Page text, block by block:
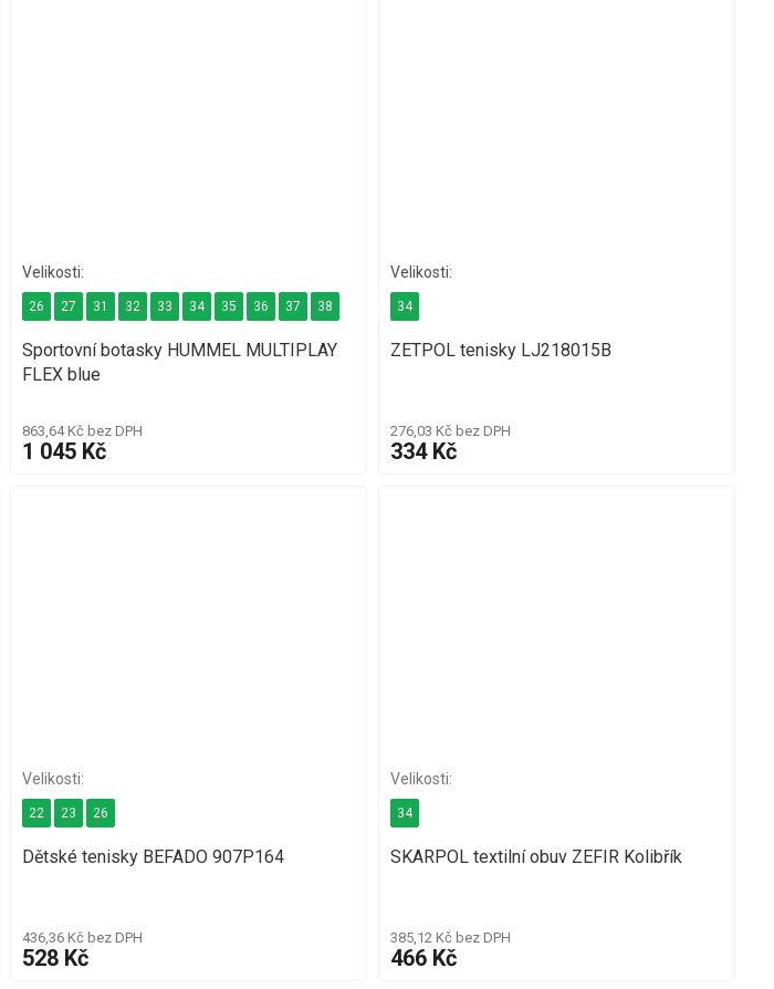
Sportovní botasky HUMMEL MULTIPLAY
FLEX blue
863,64 Kč bez DPH
1 045 Kč
26 27 31 32 33 34 35 36 37 38
ZETPOL tenisky LJ218015B
276,03 Kč bez DPH
334 Kč
34
Dětské tenisky BEFADO 907P164
436,36 Kč bez DPH
528 Kč
22 23 26
SKARPOL textilní obuv ZEFIR Kolibřík
385,12 Kč bez DPH
466 Kč
34